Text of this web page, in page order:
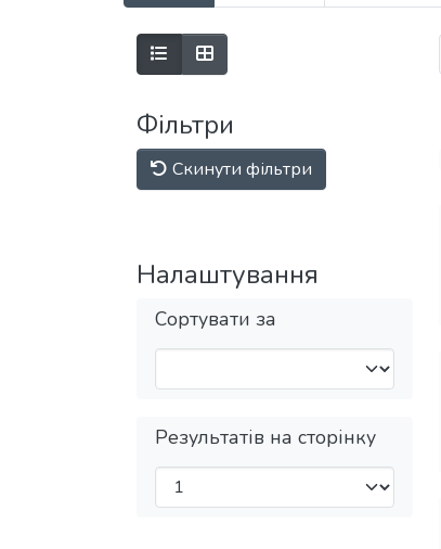
Фільтри
Скинути фільтри
Налаштування
Сортувати за
Результатів на сторінку